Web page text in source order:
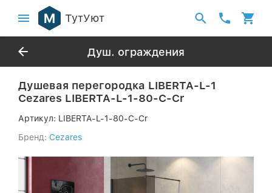
ТутУют
Душ. ограждения
Душевая перегородка LIBERTA-L-1
Cezares LIBERTA-L-1-80-C-Cr
Артикул: LIBERTA-L-1-80-C-Cr
Бренд: Cezares